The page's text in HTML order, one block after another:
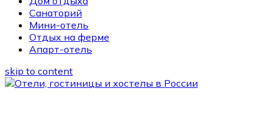
Санаторий
Мини-отель
Отдых на ферме
Апарт-отель
skip to content